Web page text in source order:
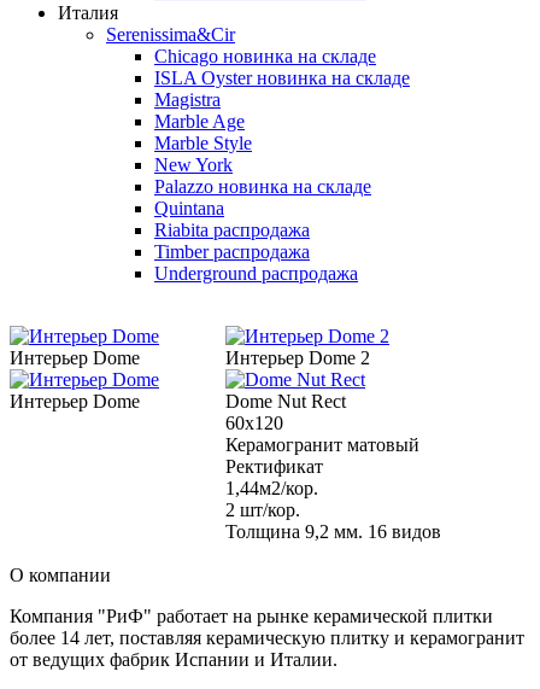
Италия
Serenissima&Cir
Chicago новинка на складе
ISLA Oyster новинка на складе
Magistra
Marble Age
Marble Style
New York
Palazzo новинка на складе
Quintana
Riabita распродажа
Timber распродажа
Underground распродажа
Интерьер Dome Интерьер Dome 2
Интерьер Dome
Dome Nut Rect
60x120
Керамогранит матовый
Ректификат
1,44м2/кор.
2 шт/кор.
Толщина 9,2 мм. 16 видов
О компании
Компания "РиФ" работает на рынке керамической плитки
более 14 лет, поставляя керамическую плитку и керамогранит
от ведущих фабрик Испании и Италии.